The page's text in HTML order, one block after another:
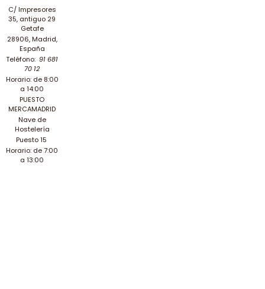
C/ Impresores
35, antiguo 29
Getafe
28906, Madrid,
España
Teléfono: 91 681
70 12
Horario: de 8:00
a 14:00
PUESTO
MERCAMADRID
Nave de
Hostelería
Puesto 15
Horario: de 7:00
a 13:00